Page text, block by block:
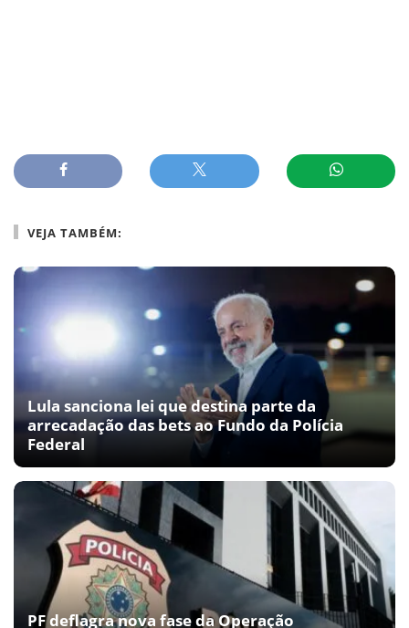
VEJA TAMBÉM:
Lula sanciona lei que destina parte da
arrecadação das bets ao Fundo da Polícia
Federal
PF deflagra nova fase da Operação